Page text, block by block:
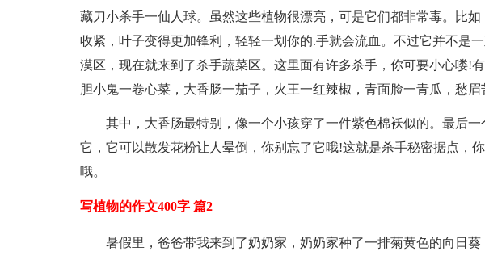
藏刀小杀手一仙人球。虽然这些植物很漂亮，可是它们都非常毒。比
收紧，叶子变得更加锋利，轻轻一划你的.手就会流血。不过它并不是
漠区，现在就来到了杀手蔬菜区。这里面有许多杀手，你可要小心喽!
胆小鬼一卷心菜，大香肠一茄子，火王一红辣椒，青面脸一青瓜，愁眉
其中，大香肠最特别，像一个小孩穿了一件紫色棉袄似的。最后
它，它可以散发花粉让人晕倒，你别忘了它哦!这就是杀手秘密据点，
哦。
写植物的作文400字 篇2
暑假里，爸爸带我来到了奶奶家，奶奶家种了一排菊黄色的向日葵